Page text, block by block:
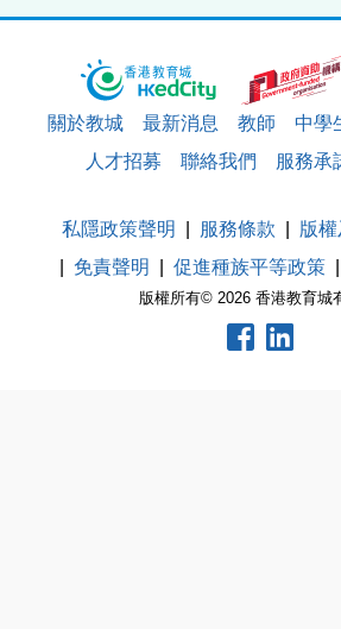
關於教城 最新消息 教師 中學
人才招募
聯絡我們 服務承
版權所有© 2026 香港教育城
私隱政策聲明 服務條款
版
免責聲明
促進種族平等政策